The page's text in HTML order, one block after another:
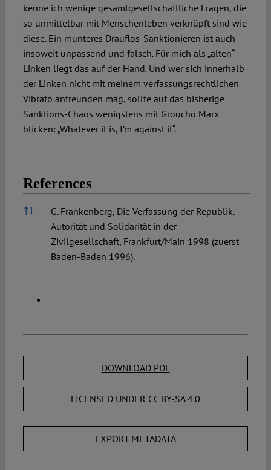
kenne ich wenige gesamtgesellschaftliche Fragen, die
so unmittelbar mit Menschenleben verknüpft sind wie
diese. Ein munteres Drauflos-Sanktionieren ist auch
insoweit unpassend und falsch. Für mich als „alten“
Linken liegt das auf der Hand. Und wer sich innerhalb
der Linken nicht mit meinem verfassungsrechtlichen
Vibrato anfreunden mag, sollte auf das bisherige
Sanktions-Chaos wenigstens mit Groucho Marx
blicken: „Whatever it is, I’m against it“.
References
References
↑1
G. Frankenberg, Die Verfassung der Republik.
Autorität und Solidarität in der
Zivilgesellschaft, Frankfurt/Main 1998 (zuerst
Baden-Baden 1996).
DOWNLOAD PDF
LICENSED UNDER CC BY-SA 4.0
EXPORT METADATA